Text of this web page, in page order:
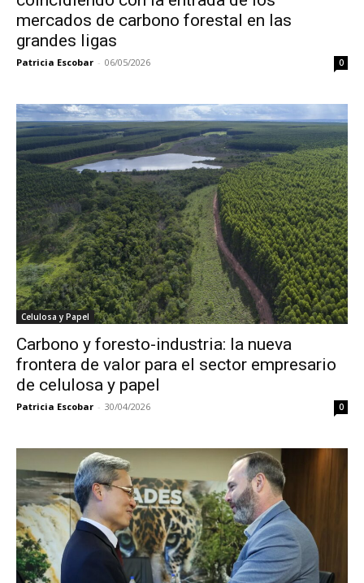
mercados de carbono forestal en las
grandes ligas
Patricia Escobar - 06/05/2026 0
Celulosa y Papel
Carbono y foresto-industria: la nueva
frontera de valor para el sector empresario
de celulosa y papel
Patricia Escobar - 30/04/2026 0